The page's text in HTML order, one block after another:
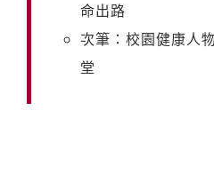
命出路
次筆：校園健康人
堂